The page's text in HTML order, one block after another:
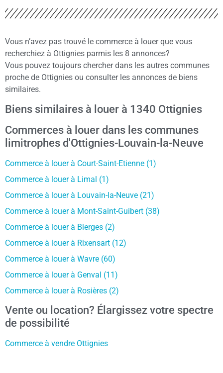
Vous n’avez pas trouvé le commerce à louer que vous
recherchiez à Ottignies parmis les 8 annonces?
Vous pouvez toujours chercher dans les autres communes
proche de Ottignies ou consulter les annonces de biens
similaires.
Biens similaires à louer à 1340 Ottignies
Commerces à louer dans les communes
limitrophes d'Ottignies-Louvain-la-Neuve
Commerce à louer à Court-Saint-Etienne (1)
Commerce à louer à Limal (1)
Commerce à louer à Louvain-la-Neuve (21)
Commerce à louer à Mont-Saint-Guibert (38)
Commerce à louer à Bierges (2)
Commerce à louer à Rixensart (12)
Commerce à louer à Wavre (60)
Commerce à louer à Genval (11)
Commerce à louer à Rosières (2)
Vente ou location? Élargissez votre spectre
de possibilité
Commerce à vendre Ottignies